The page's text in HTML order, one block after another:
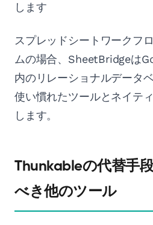
します
スプレッドシートワークフ
ムの場合、SheetBridgeは
内のリレーショナルデータ
使い慣れたツールとネイテ
します。
Thunkableの代替手
べき他のツール